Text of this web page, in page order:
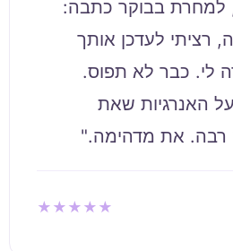
רציתי לעדכן אותך
כבר לא תפוס.
האנרגיות שאת
רבה. את מדהימה."
★★★★★